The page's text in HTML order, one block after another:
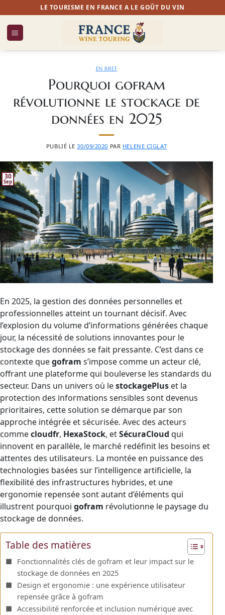
au
contenu
LE TOURISME EN FRANCE A LE GOÛT DU VIN
EN BREF
Pourquoi gofram
révolutionne le stockage de
données en 2025
PUBLIÉ LE30/09/2020 PAR HELENE CIGLAT
30
Sep
En 2025, la gestion des données personnelles et
professionnelles atteint un tournant décisif. Avec
l’explosion du volume d’informations générées chaque
jour, la nécessité de solutions innovantes pour le
stockage des données se fait pressante. C’est dans ce
contexte quegofram s’impose comme un acteur clé,
offrant une plateforme qui bouleverse les standards du
secteur. Dans un univers où lestockagePlus et la
protection des informations sensibles sont devenus
prioritaires, cette solution se démarque par son
approche intégrée et sécurisée. Avec des acteurs
commecloudfr, HexaStock, etSécuraCloud qui
innovent en parallèle, le marché redéfinit les besoins et
attentes des utilisateurs. La montée en puissance des
technologies basées sur l’intelligence artificielle, la
flexibilité des infrastructures hybrides, et une
ergonomie repensée sont autant d’éléments qui
illustrent pourquoi gofram révolutionne le paysage du
stockage de données.
Table des matières
Fonctionnalités clés de gofram et leur impact sur le
stockage de données en 2025
Design et ergonomie : une expérience utilisateur
repensée grâce à gofram
Accessibilité renforcée et inclusion numérique avec